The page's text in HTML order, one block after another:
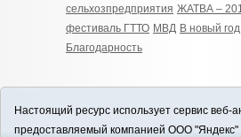
сельхозпредприятия ЖАТВА –
фестиваль ГТТО МВД В новый
Благодарность
Настоящий ресурс использует сервис веб-
предоставляемый компанией ООО "Яндекс"